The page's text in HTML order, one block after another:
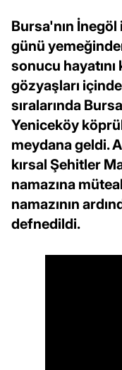
Bursa'nın
günü
sonucu
gözyaşları
sıralarında
Yeniceköy
meydana geldi.
kırsal Şehitler
namazına
namazının
defnedildi.